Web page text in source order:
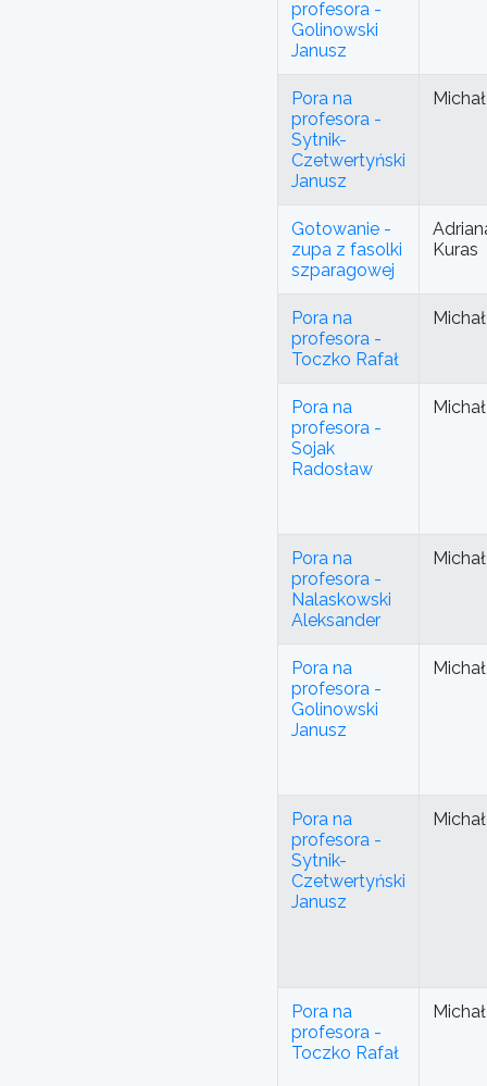
profesora -
Golinowski
Janusz
Pora na
profesora -
Sytnik-
Czetwertyński
Janusz
Gotowanie -
zupa z fasolki
szparagowej
Kuras
Pora na
profesora -
Toczko Rafał
Pora na
profesora -
Sojak
Radosław
Pora na
profesora -
Nalaskowski
Aleksander
Pora na
profesora -
Golinowski
Janusz
Pora na
profesora -
Sytnik-
Czetwertyński
Janusz
Pora na
profesora -
Toczko Rafał